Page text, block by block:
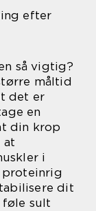
efter
så vigtig?
måltid
det er
en
din krop
at
i
proteinrig
dit
sult